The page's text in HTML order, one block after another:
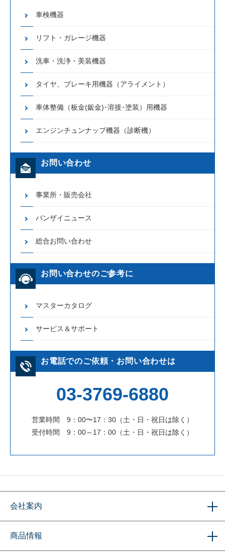
車検機器
リフト・ガレージ機器
洗車・洗浄・美装機器
タイヤ、ブレーキ用機器（アライメント）
車体整備（板金(鈑金)･溶接･塗装）用機器
エンジンチュンナップ機器（診断機）
お問い合わせ
事業所・販売会社
バンザイニュース
総合お問い合わせ
お問い合わせのご参考に
マスターカタログ
サービス＆サポート
お電話でのご依頼・お問い合わせは
03-3769-6880
営業時間 9：00〜17：30（土・日・祝日は除く）
受付時間 9：00～17：00（土・日・祝日は除く）
会社案内
商品情報